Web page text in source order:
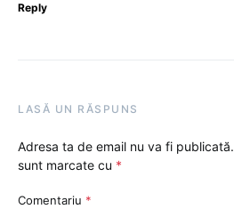
Reply
LASĂ UN RĂSPUNS
Adresa ta de email nu va fi publicată.
sunt marcate cu *
Comentariu *